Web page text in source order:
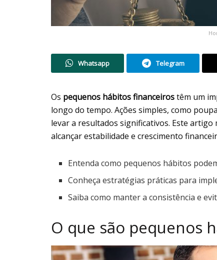
Whatsapp Telegram
Os pequenos hábitos financeirostêm um
longo do tempo. Ações simples, como
levar a resultados significativos. Este
alcançar estabilidade e crescimento
Entenda como pequenos hábitos
Conheça estratégias práticas para
Saiba como manter a consistência e
O que são pequenos